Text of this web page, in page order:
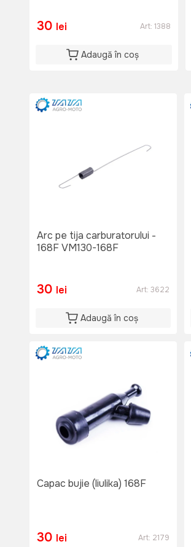
30 lei Art: 1388
Adaugă în coș
Arc pe tija carburatorului -
168F VM130-168F
30 lei Art: 3622
Adaugă în coș
Capac bujie (liulika) 168F
30 lei Art: 2179